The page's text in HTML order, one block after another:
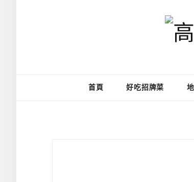
首頁 好吃招牌菜